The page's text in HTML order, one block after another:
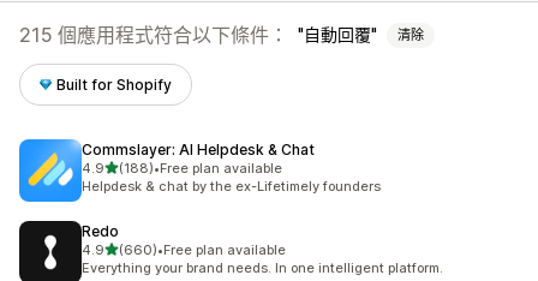
215 個應用程式符合以下條件： 自動回覆 清除
Built for Shopify
Commslayer: AI Helpdesk & Chat
4.9滿分 5 顆星
(188)
共有 188 則評價
•Free plan available
Helpdesk & chat by the ex-Lifetimely founders
Redo
4.9滿分 5 顆星
(660)
共有 660 則評價
•Free plan available
Everything your brand needs. In one intelligent platform.